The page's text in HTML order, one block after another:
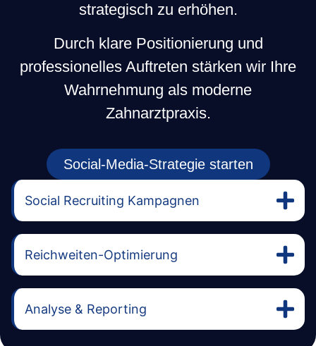
strategisch zu erhöhen.
Durch klare Positionierung und
professionelles Auftreten stärken wir Ihre
Wahrnehmung als moderne
Zahnarztpraxis.
Social-Media-Strategie starten
Social Recruiting Kampagnen
Reichweiten-Optimierung
Analyse & Reporting